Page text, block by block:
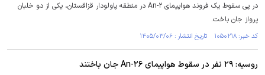
در پی سقوط یک فروند هواپیمای An-۲ در منطقه پاولودار قزاقستان، یکی از دو خلبان
پرواز جان باخت.
کد خبر: ۱۰۵۰۲۱۸ تاریخ انتشار : ۱۴۰۵/۰۳/۰۶
روسیه: ۲۹ نفر در سقوط هواپیمای An-۲۶ جان باختند